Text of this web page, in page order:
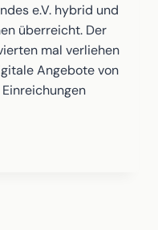
e.V. hybrid und
überreicht. Der
mal verliehen
Angebote von
Einreichungen